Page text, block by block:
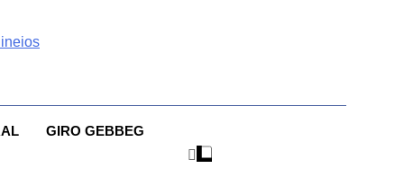
Sexo | Casas De
Fotográficos
Brasileiras Sensual
GIRO GEBBEG